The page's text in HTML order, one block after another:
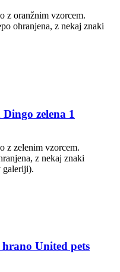
z oranžnim vzorcem.
ohranjena, z nekaj znaki
zelena 1
z zelenim vzorcem.
z nekaj znaki
galeriji).
United pets